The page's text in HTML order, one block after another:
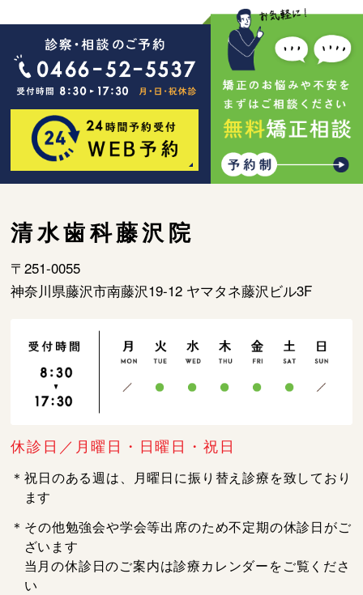
清水歯科藤沢院
〒251-0055
神奈川県藤沢市南藤沢19-12 ヤマタネ藤沢ビル3F
休診日／月曜日・日曜日・祝日
＊祝日のある週は、月曜日に振り替え診療を致しており
ます
＊その他勉強会や学会等出席のため不定期の休診日がご
ざいます
当月の休診日のご案内は診療カレンダーをご覧くださ
い